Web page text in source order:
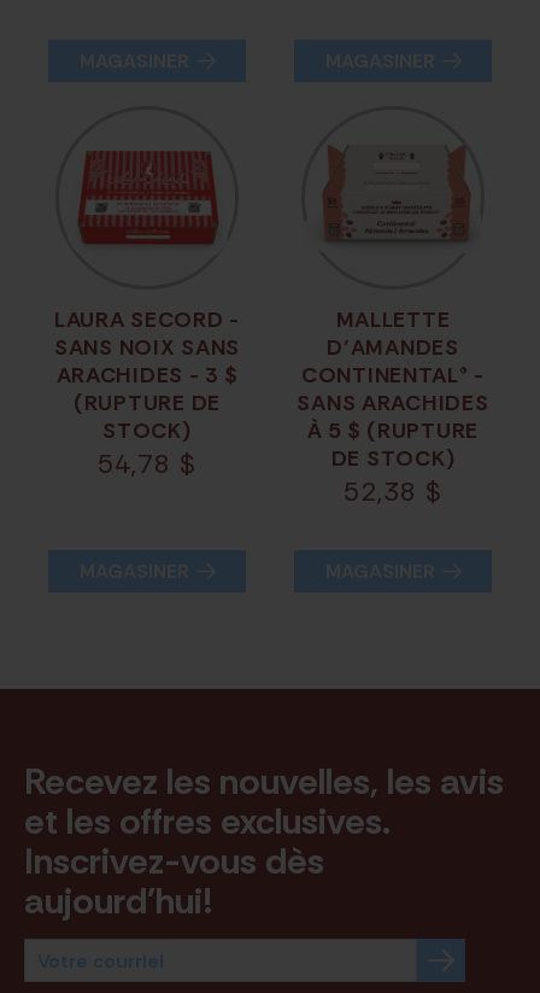
MAGASINER MAGASINER
LAURA SECORD -
SANS NOIX SANS
ARACHIDES - 3 $
(RUPTURE DE
STOCK)
54,78 $
MAGASINER
MALLETTE
D’AMANDES
CONTINENTAL® -
SANS ARACHIDES
À 5 $ (RUPTURE
DE STOCK)
52,38 $
MAGASINER
Recevez les nouvelles, les avis
et les offres exclusives.
Inscrivez-vous dès
aujourd'hui!